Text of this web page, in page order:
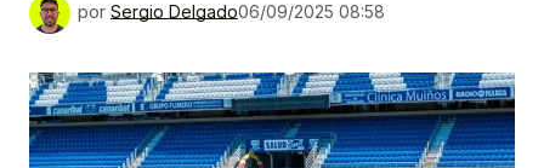
por Sergio Delgado06/09/2025 08:58